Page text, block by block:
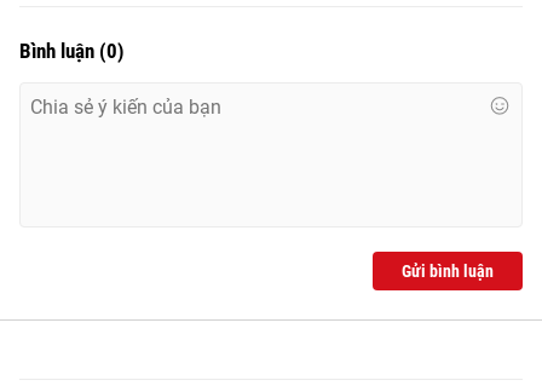
Bình luận (0)
Gửi bình luận